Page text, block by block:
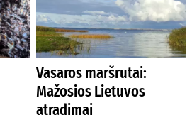
Vasaros maršrutai:
Mažosios Lietuvos
atradimai